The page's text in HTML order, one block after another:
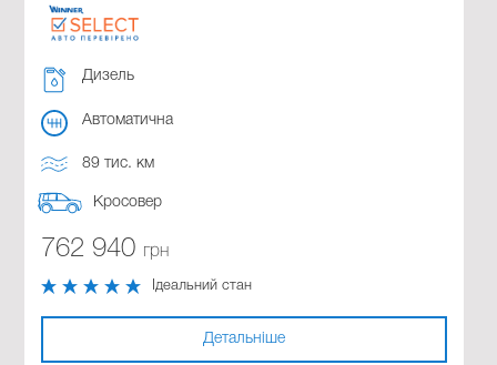
Дизель
Автоматична
89 тис. км
Кросовер
762 940 грн
Ідеальний стан
Детальніше